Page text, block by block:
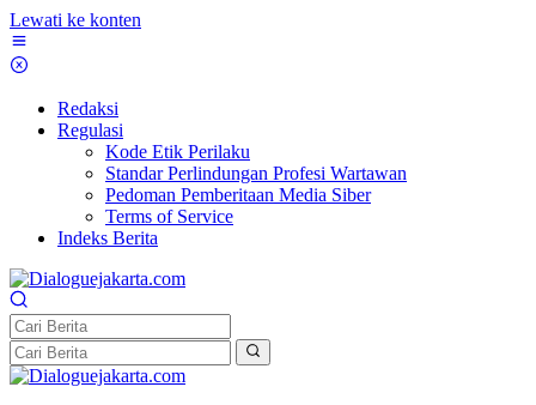
Lewati ke konten
Redaksi
Regulasi
Kode Etik Perilaku
Standar Perlindungan Profesi Wartawan
Pedoman Pemberitaan Media Siber
Terms of Service
Indeks Berita